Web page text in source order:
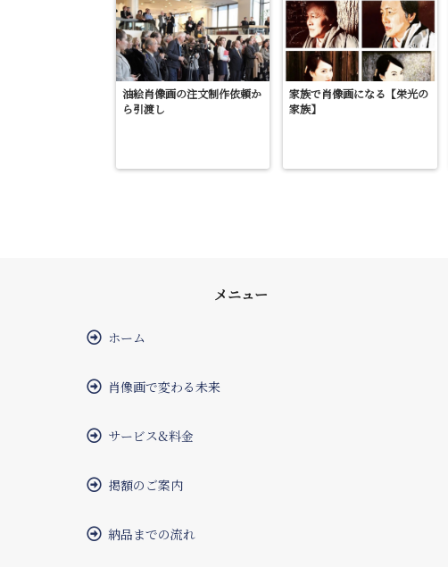
油絵肖像画の注文制作依頼か
ら引渡し
家族で肖像画になる【栄光の
家族】
メニュー
ホーム
肖像画で変わる未来
サービス&料金
掲額のご案内
納品までの流れ